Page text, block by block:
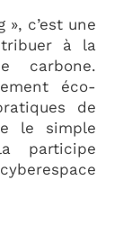
c’est une
à la
carbone.
éco-
de
le simple
participe